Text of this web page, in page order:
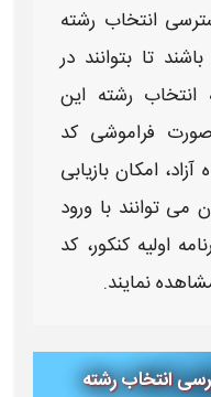
انتخاب رشته
تا بتوانند در
انتخاب رشته این
فراموشی کد
، امکان بازیابی
می توانند با ورود
اولیه کنکور، کد
نمایند.
انتخاب رشته